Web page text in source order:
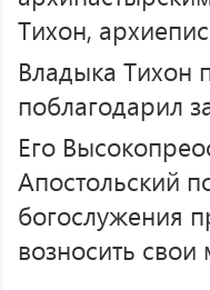
Тихон,
Владыка Тихон
поблагодарил
Его
Апостольский
богослужения
возносить